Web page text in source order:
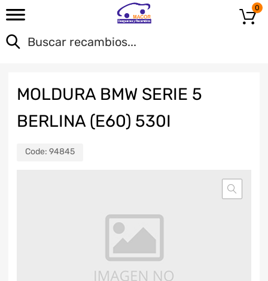
0
MOLDURA BMW SERIE 5
BERLINA (E60) 530I
Code: 94845